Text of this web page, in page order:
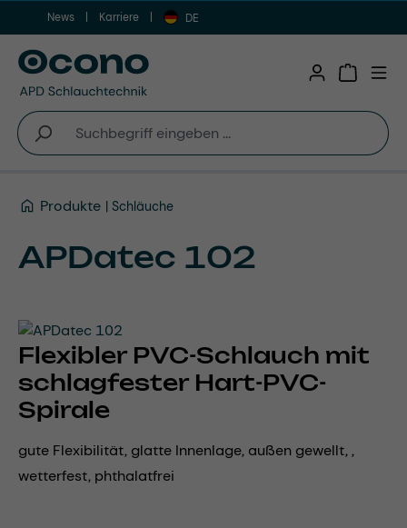
Zum Hauptinhalt springen
News Karriere DE
Produkte Schläuche
APDatec 102
Flexibler PVC-Schlauch mit
schlagfester Hart-PVC-
Spirale
gute Flexibilität, glatte Innenlage, außen gewellt, ,
wetterfest, phthalatfrei